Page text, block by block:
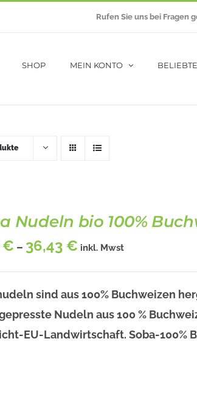
Rufen Sie uns bei Fragen
SHOP MEIN KONTO
Nudeln bio 100%
€ – 36,43 € inkl. Mwst
sind aus 100% Buchweizen
Nudeln aus 100 %
EU-Landwirtschaft. Soba-100%